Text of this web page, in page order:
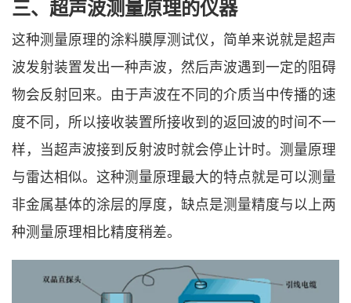
三、超声波测量原理的仪器
这种测量原理的涂料膜厚测试仪，简单来说就是超声
波发射装置发出一种声波，然后声波遇到一定的阻碍
物会反射回来。由于声波在不同的介质当中传播的速
度不同，所以接收装置所接收到的返回波的时间不一
样，当超声波接到反射波时就会停止计时。测量原理
与雷达相似。这种测量原理最大的特点就是可以测量
非金属基体的涂层的厚度，缺点是测量精度与以上两
种测量原理相比精度稍差。